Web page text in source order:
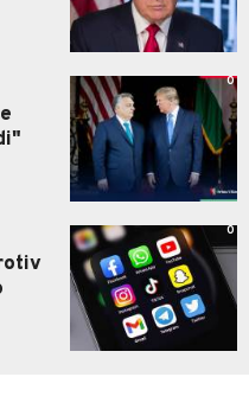
0
0